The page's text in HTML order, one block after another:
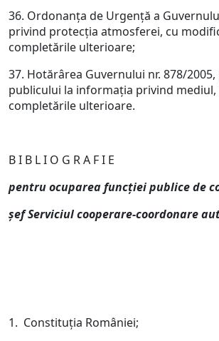
36. Ordonanţa de Urgenţă a
privind protecţia atmosferei, cu
completările ulterioare;
37. Hotărârea Guvernului nr. 878/
publicului la informaţia privind
completările ulterioare.
B I B L I O G R A F I E
pentru ocuparea funcţiei publice de
şef Serviciul cooperare-coordonare
1. Constituţia României;